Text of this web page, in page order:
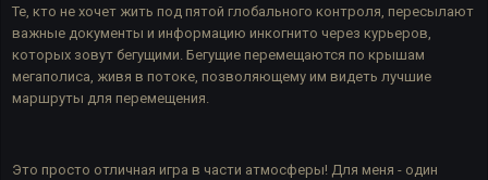
Те, кто не хочет жить под пятой глобального контроля, пересылают
важные документы и информацию инкогнито через курьеров,
которых зовут бегущими. Бегущие перемещаются по крышам
мегаполиса, живя в потоке, позволяющему им видеть лучшие
маршруты для перемещения.
Это просто отличная игра в части атмосферы! Для меня - один